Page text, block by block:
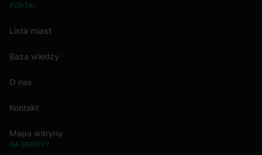
PORTAL
Lista miast
Baza wiedzy
O nas
Kontakt
Mapa witryny
NA SKRÓTY